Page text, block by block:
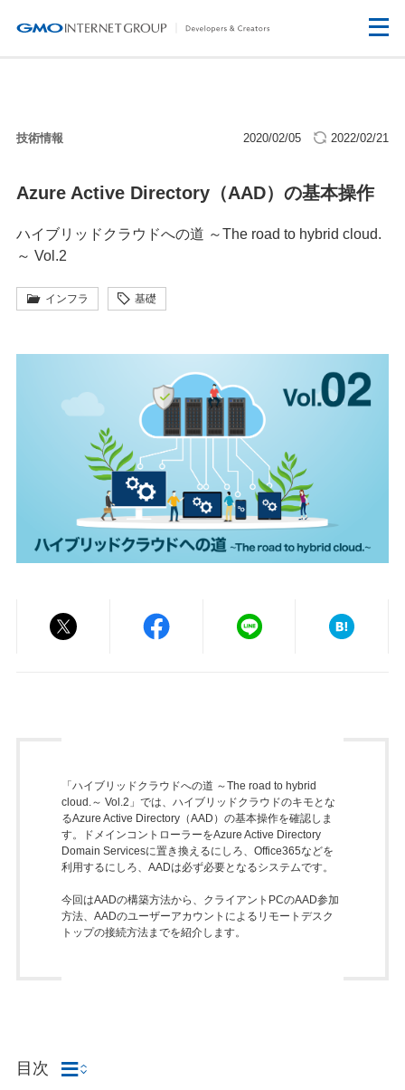
技術情報 2020/02/05 2022/02/21
Azure Active Directory（AAD）の基本操作
ハイブリッドクラウドへの道 ～The road to hybrid cloud.
～ Vol.2
インフラ 基礎
「ハイブリッドクラウドへの道 ～The road to hybrid
cloud.～ Vol.2」では、ハイブリッドクラウドのキモとな
るAzure Active Directory（AAD）の基本操作を確認しま
す。ドメインコントローラーをAzure Active Directory
Domain Servicesに置き換えるにしろ、Office365などを
利用するにしろ、AADは必ず必要となるシステムです。
今回はAADの構築方法から、クライアントPCのAAD参加
方法、AADのユーザーアカウントによるリモートデスク
トップの接続方法までを紹介します。
目次